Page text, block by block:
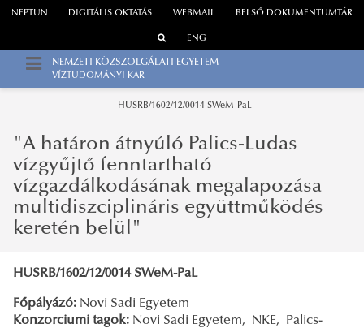
WEBMAIL
NEPTUN DIGITÁLIS OKTATÁS BELSŐ DOKUMENTUMTÁR
ENG
NEMZETI KÖZSZOLGÁLATI EGYETEM
VÍZTUDOMÁNYI KAR
HUSRB/1602/12/0014 SWeM-PaL
"A határon átnyúló Palics-Ludas
vízgyűjtő fenntartható
vízgazdálkodásának megalapozása
multidiszciplináris együttműködés
keretén belül"
HUSRB/1602/12/0014 SWeM-PaL
Főpályázó: Novi Sadi Egyetem
Konzorciumi tagok: Novi Sadi Egyetem, NKE, Palics-